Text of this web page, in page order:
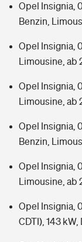
Opel Insignia,
Benzin,
Opel Insignia,
Limousine, ab
Opel Insignia,
Limousine, ab
Opel Insignia,
Benzin,
Opel Insignia,
Limousine, ab
Opel Insignia,
CDTI), 143